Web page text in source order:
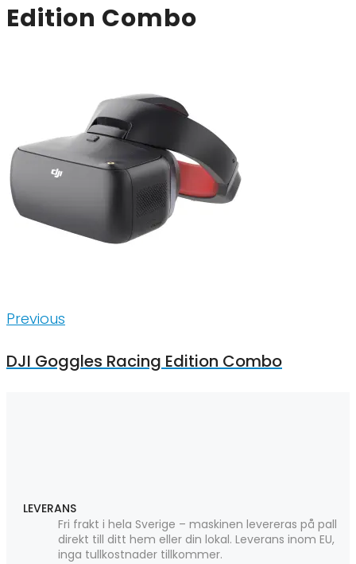
Edition Combo
Inläggsnavigering
Previous
Previous
DJI Goggles Racing Edition Combo
LEVERANS
Fri frakt i hela Sverige – maskinen levereras på pall
direkt till ditt hem eller din lokal. Leverans inom EU,
inga tullkostnader tillkommer.